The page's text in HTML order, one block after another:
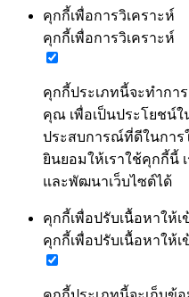
คุกกี้เพื่อการวิเคราะห์
คุกกี้เพื่อการวิเคราะห์
คุกกี้ประเภทนี้จะทำกา
คุณ เพื่อเป็นประโยชน์
ประสบการณ์ที่ดีในการ
ยินยอมให้เราใช้คุกกี้นี้
และพัฒนาเว็บไซต์ได้
คุกกี้เพื่อปรับเนื้อหาให้
คุกกี้เพื่อปรับเนื้อหาให้